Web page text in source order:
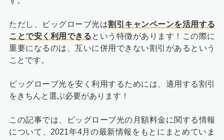
ただし、ビッグローブ光は割引キャンペーンを活用する
ことで安く利用できるという特徴があります！この際に
重要になるのは、互いに併用できない割引があるという
ことです。
ビッグローブ光を安く利用するためには、適用する割引
をきちんと選ぶ必要があります！
この記事では、ビッグローブ光の月額料金に関する情報
について、2021年4月の最新情報をもとにまとめていま